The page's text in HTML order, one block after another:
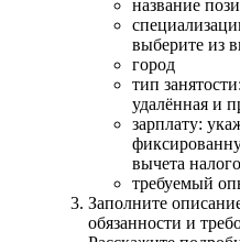
название
выберите из
город
тип
удалённая и
зарплату:
вычета
требуемый
Заполните
обязанности и